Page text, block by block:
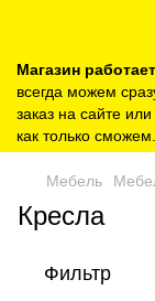
Магазин
всегда можем
заказ на сайте или
как только сможем.
Мебель
Кресла
Фильтр